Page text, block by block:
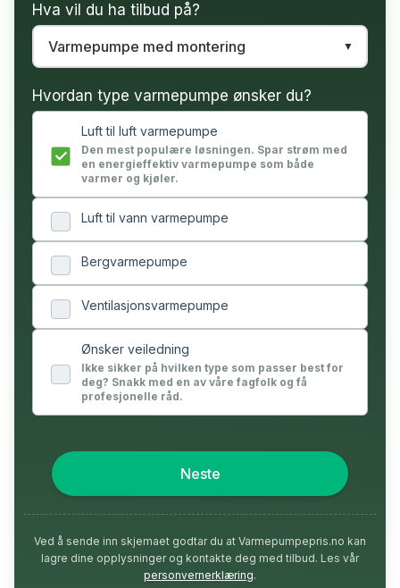
Hva vil du ha tilbud på?
Hvordan type varmepumpe ønsker du?
Luft til luft varmepumpe
Den mest populære løsningen. Spar strøm med
en energieffektiv varmepumpe som både
varmer og kjøler.
Luft til vann varmepumpe
Bergvarmepumpe
Ventilasjonsvarmepumpe
Ønsker veiledning
Ikke sikker på hvilken type som passer best for
deg? Snakk med en av våre fagfolk og få
profesjonelle råd.
Neste
Ved å sende inn skjemaet godtar du at Varmepumpepris.no kan
lagre dine opplysninger og kontakte deg med tilbud. Les vår
personvernerklæring.